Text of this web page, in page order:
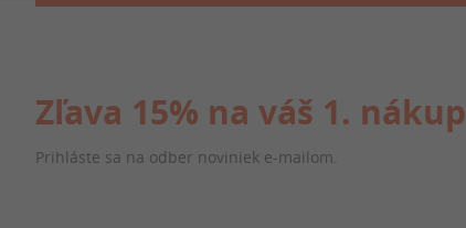
Zľava 15% na váš 1. nákup
Prihláste sa na odber noviniek e-mailom.